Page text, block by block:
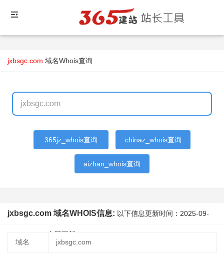
jxbsgc.com 域名Whois查询
365jz_whois查询 chinaz_whois查询
aizhan_whois查询
jxbsgc.com 域名WHOIS信息: 以下信息更新时间： 2025-09-
立即更新
域名
jxbsgc.com